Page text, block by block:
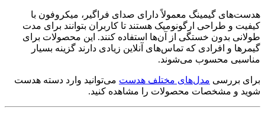
هدست‌های گیمینگ معمولاً دارای صدای فراگیر، میکروفون با
کیفیت و طراحی ارگونومیک هستند تا کاربران بتوانند برای مدت
طولانی بدون خستگی از آن‌ها استفاده کنند. این محصولات برای
گیمرها و افرادی که تماس‌های آنلاین زیادی دارند گزینه بسیار
مناسبی محسوب می‌شوند.
برای بررسی مدل‌های مختلف هدست می‌توانید وارد دسته هدست
شوید و مشخصات محصولات را مشاهده کنید.